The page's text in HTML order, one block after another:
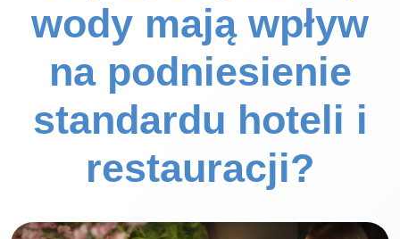
wody mają wpływ
na podniesienie
standardu hoteli i
restauracji?